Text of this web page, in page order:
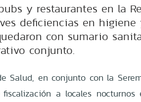
y restaurantes en la
deficiencias en higiene
con sumario
conjunto.
Salud, en conjunto con la
a locales nocturnos